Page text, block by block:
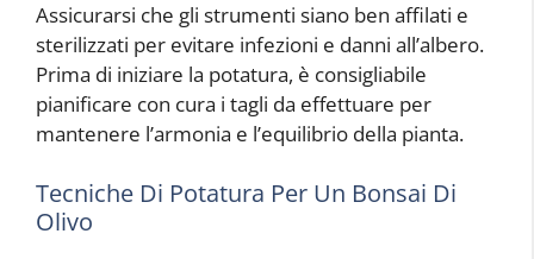
Assicurarsi che gli strumenti siano ben affilati e
sterilizzati per evitare infezioni e danni all’albero.
Prima di iniziare la potatura, è consigliabile
pianificare con cura i tagli da effettuare per
mantenere l’armonia e l’equilibrio della pianta.
Tecniche Di Potatura Per Un Bonsai Di
Olivo